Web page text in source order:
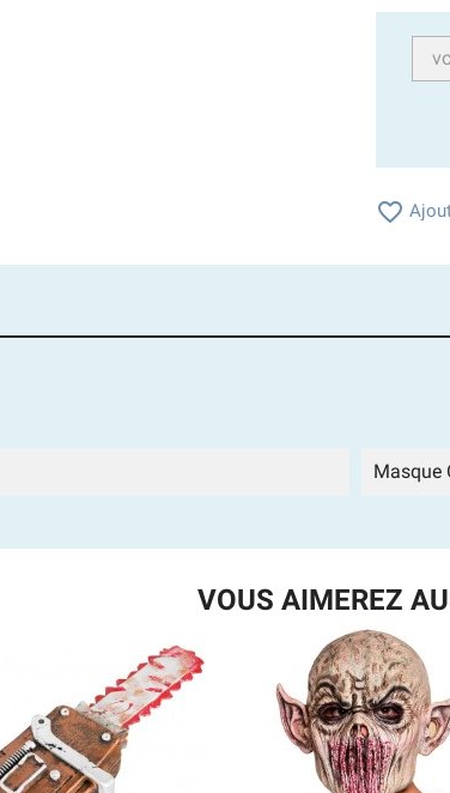

Masque
VOUS AIMEREZ